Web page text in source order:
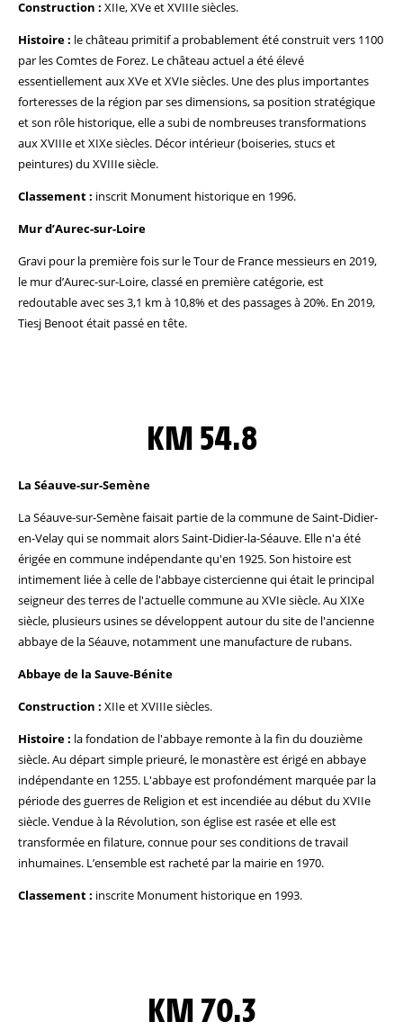
Construction : XIIe, XVe et XVIIIe siècles.
Histoire : le château primitif a probablement été construit vers 1100
par les Comtes de Forez. Le château actuel a été élevé
essentiellement aux XVe et XVIe siècles. Une des plus importantes
forteresses de la région par ses dimensions, sa position stratégique
et son rôle historique, elle a subi de nombreuses transformations
aux XVIIIe et XIXe siècles. Décor intérieur (boiseries, stucs et
peintures) du XVIIIe siècle.
Classement : inscrit Monument historique en 1996.
Mur d’Aurec-sur-Loire
Gravi pour la première fois sur le Tour de France messieurs en 2019,
le mur d’Aurec-sur-Loire, classé en première catégorie, est
redoutable avec ses 3,1 km à 10,8% et des passages à 20%. En 2019,
Tiesj Benoot était passé en tête.
KM 54.8
La Séauve-sur-Semène
La Séauve-sur-Semène faisait partie de la commune de Saint-Didier-
en-Velay qui se nommait alors Saint-Didier-la-Séauve. Elle n'a été
érigée en commune indépendante qu'en 1925. Son histoire est
intimement liée à celle de l'abbaye cistercienne qui était le principal
seigneur des terres de l'actuelle commune au XVIe siècle. Au XIXe
siècle, plusieurs usines se développent autour du site de l'ancienne
abbaye de la Séauve, notamment une manufacture de rubans.
Abbaye de la Sauve-Bénite
Construction : XIIe et XVIIIe siècles.
Histoire : la fondation de l'abbaye remonte à la fin du douzième
siècle. Au départ simple prieuré, le monastère est érigé en abbaye
indépendante en 1255. L'abbaye est profondément marquée par la
période des guerres de Religion et est incendiée au début du XVIIe
siècle. Vendue à la Révolution, son église est rasée et elle est
transformée en filature, connue pour ses conditions de travail
inhumaines. L’ensemble est racheté par la mairie en 1970.
Classement : inscrite Monument historique en 1993.
KM 70.3